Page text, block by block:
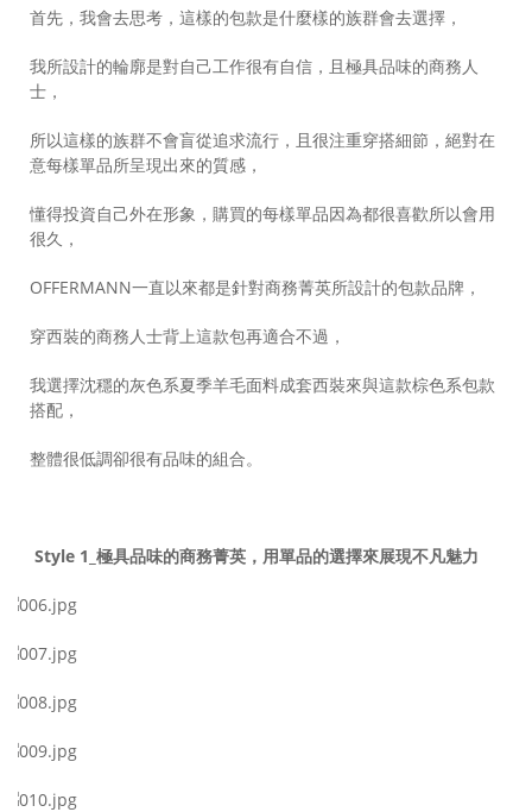
首先，我會去思考，這樣的包款是什麼樣的族群會去選擇，
我所設計的輪廓是對自己工作很有自信，且極具品味的商務人
士，
所以這樣的族群不會盲從追求流行，且很注重穿搭細節，絕對在
意每樣單品所呈現出來的質感，
懂得投資自己外在形象，購買的每樣單品因為都很喜歡所以會用
很久，
OFFERMANN一直以來都是針對商務菁英所設計的包款品牌，
穿西裝的商務人士背上這款包再適合不過，
我選擇沈穩的灰色系夏季羊毛面料成套西裝來與這款棕色系包款
搭配，
整體很低調卻很有品味的組合。
Style 1_極具品味的商務菁英，用單品的選擇來展現不凡魅力